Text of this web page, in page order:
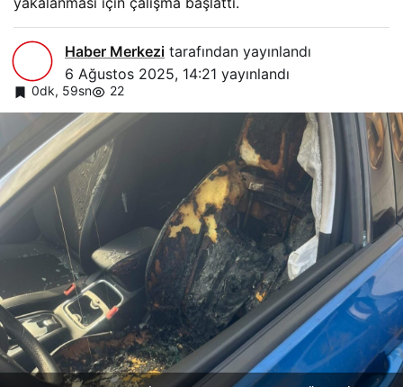
Haber Merkezi tarafından yayınlandı
6 Ağustos 2025, 14:21 yayınlandı
0dk, 59sn 22